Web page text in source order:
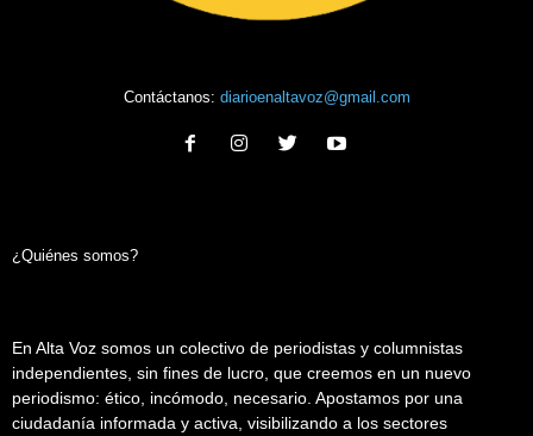
Contáctanos: diarioenaltavoz@gmail.com
¿Quiénes somos?
En Alta Voz somos un colectivo de periodistas y columnistas
independientes, sin fines de lucro, que creemos en un nuevo
periodismo: ético, incómodo, necesario. Apostamos por una
ciudadanía informada y activa, visibilizando a los sectores